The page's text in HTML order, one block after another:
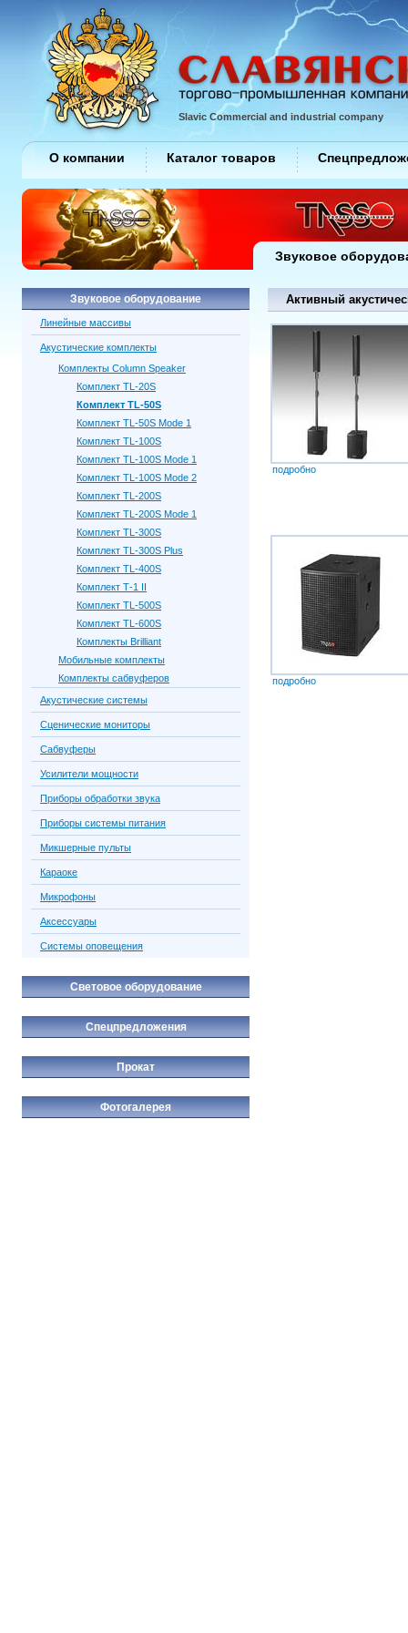
Активный
подробно
подробно
Звуковое оборудование
Линейные массивы
Акустические комплекты
Комплекты Column Speaker
Комплект TL-20S
Комплект TL-50S
Комплект TL-50S Mode 1
Комплект TL-100S
Комплект TL-100S Mode 1
Комплект TL-100S Mode 2
Комплект TL-200S
Комплект TL-200S Mode 1
Комплект TL-300S
Комплект TL-300S Plus
Комплект TL-400S
Комплект Т-1 II
Комплект TL-500S
Комплект TL-600S
Комплекты Brilliant
Мобильные комплекты
Комплекты сабвуферов
Акустические системы
Сценические мониторы
Сабвуферы
Усилители мощности
Приборы обработки звука
Приборы системы питания
Микшерные пульты
Караоке
Микрофоны
Аксессуары
Системы оповещения
Световое оборудование
Спецпредложения
Прокат
Фотогалерея
Slavic Commercial and industrial company
О компании Каталог товаров
Звуковое